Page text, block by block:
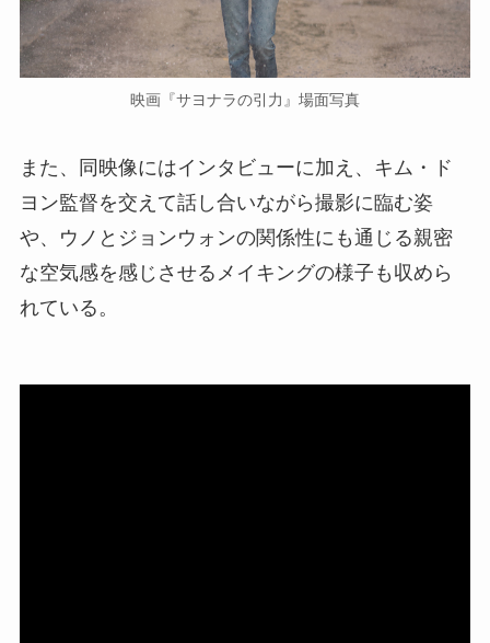
映画『サヨナラの引力』場面写真
また、同映像にはインタビューに加え、キム・ド
ヨン監督を交えて話し合いながら撮影に臨む姿
や、ウノとジョンウォンの関係性にも通じる親密
な空気感を感じさせるメイキングの様子も収めら
れている。